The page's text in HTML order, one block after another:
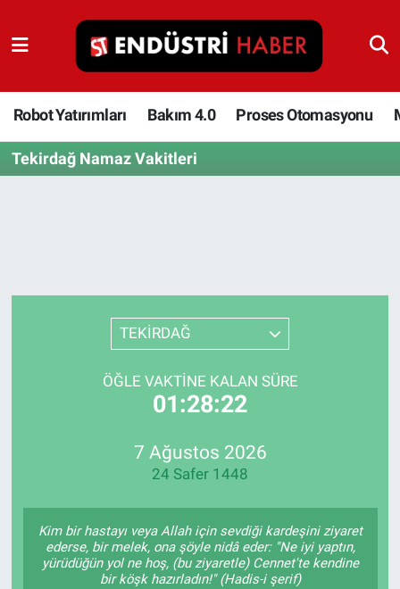
Robot Yatırımları Bakım 4.0 Proses Otomasyonu
Tekirdağ Namaz Vakitleri
TEKİRDAĞ
ÖĞLE VAKTINE KALAN SÜRE
01:28:22
7 Ağustos 2026
24 Safer 1448
Kim bir hastayı veya Allah için sevdiği kardeşini ziyaret
ederse, bir melek, ona şöyle nidâ eder: "Ne iyi yaptın,
yürüdüğün yol ne hoş, (bu ziyaretle) Cennet'te kendine
bir köşk hazırladın!" (Hadis-i şerif)
Robot Yatırımları
Bakım 4.0
Proses Otomasyonu
Depolama Çözümleri
İnşaat ve Malzeme
HaberOrtak
Enerjisini Üreten Fabrikalar
Endüstri 4.0 Uygulamaları
Ağır Sanayi Çözümleri